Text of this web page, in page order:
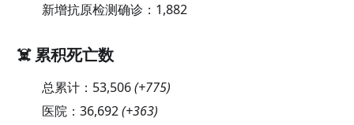
新增抗原检测确诊： 1,882
☠️ 累积死亡数
总累计： 53,506(+775)
医院： 36,692(+363)